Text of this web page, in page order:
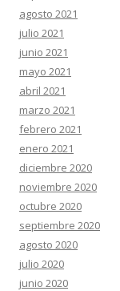
agosto 2021
julio 2021
junio 2021
mayo 2021
abril 2021
marzo 2021
febrero 2021
enero 2021
diciembre 2020
noviembre 2020
octubre 2020
septiembre 2020
agosto 2020
julio 2020
junio 2020